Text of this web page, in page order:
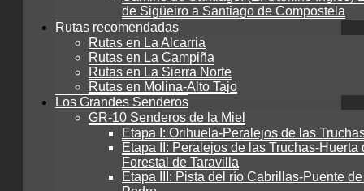
de Sigüeiro a Santiago de Compostela
Rutas recomendadas
Rutas en La Alcarria
Rutas en La Campiña
Rutas en La Sierra Norte
Rutas en Molina-Alto Tajo
Los Grandes Senderos
GR-10 Senderos de la Miel
Etapa I: Orihuela-Peralejos de las
Etapa II: Peralejos de las Truchas-Huerta
Forestal de Taravilla
Etapa III: Pista del río Cabrillas-Puente